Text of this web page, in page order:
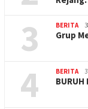
3 BERITA
Grup
4 BERITA
BURUH